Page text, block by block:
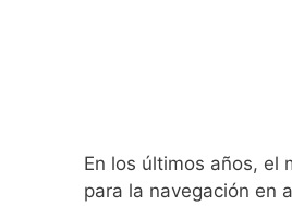
En los últimos años, el
para la navegación en